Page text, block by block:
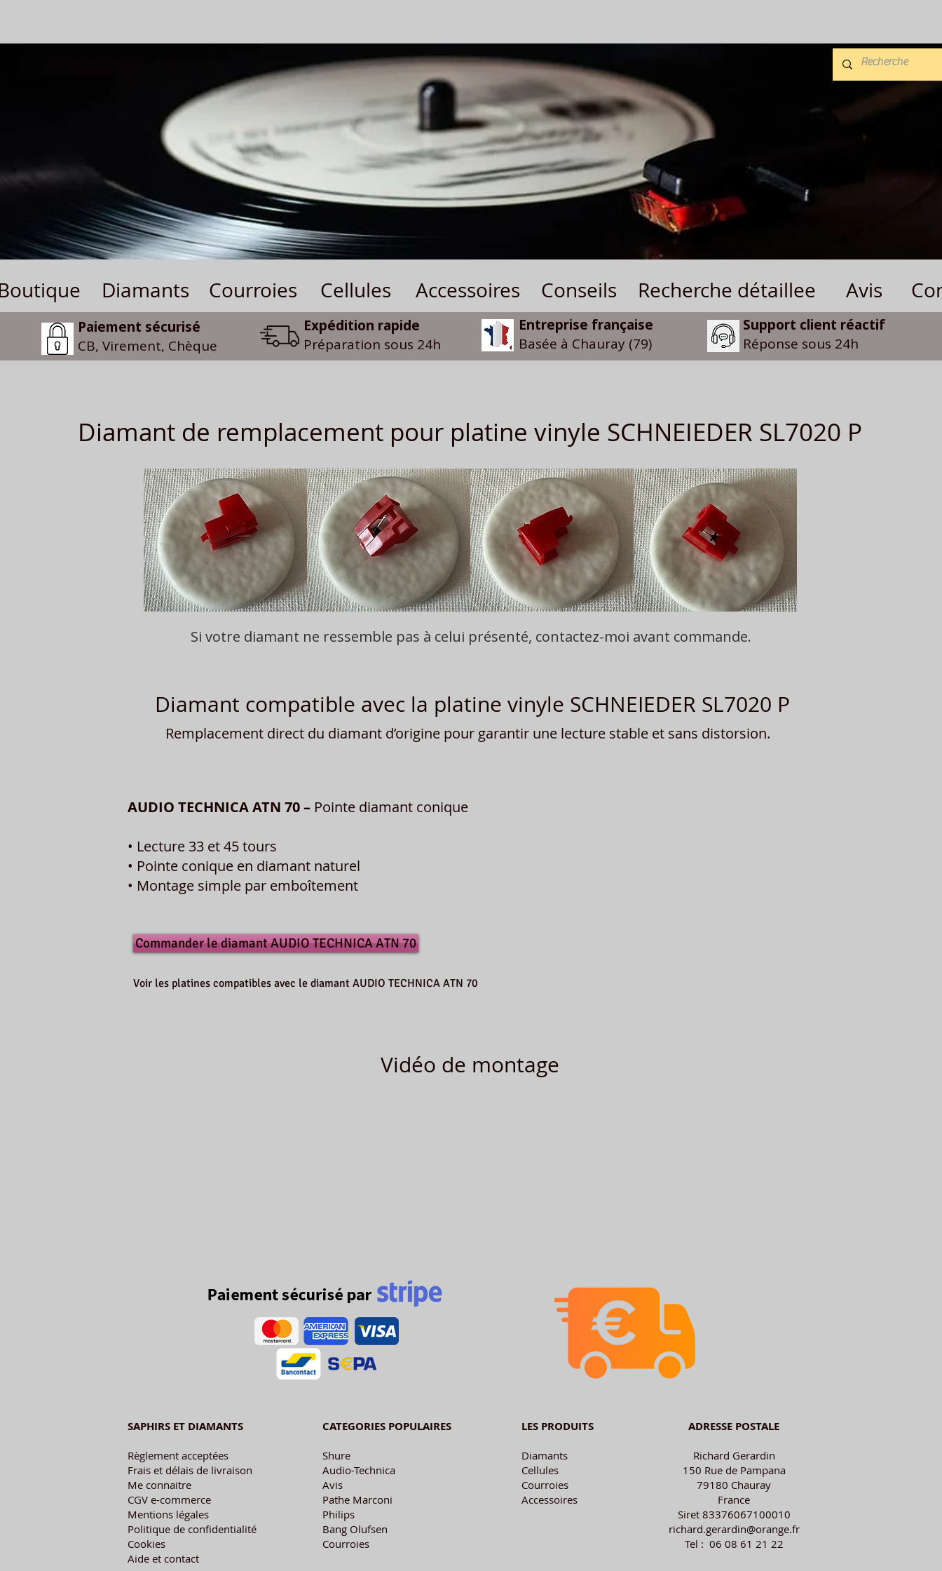
Diamants Courroies Cellules Accessoires Conseils Recherche détaillee Avis
Paiement sécurisé
CB, Virement, Chèque
Expédition rapide
Préparation sous 24h
Entreprise française
Basée à Chauray (79)
Support client réactif
Réponse sous 24h
Diamant de remplacement pour platine vinyle SCHNEIEDER SL7020 P
Si votre diamant ne ressemble pas à celui présenté, contactez-moi avant commande.
Diamant compatible avec la platine vinyle SCHNEIEDER SL7020 P
Remplacement direct du diamant d’origine pour garantir une lecture stable et sans distorsion.
AUDIO TECHNICA ATN 70 – Pointe diamant conique
• Lecture 33 et 45 tours
• Pointe conique en diamant naturel
• Montage simple par emboîtement
Commander le diamant AUDIO TECHNICA ATN 70
Voir les platines compatibles avec le diamant AUDIO TECHNICA ATN 70
Vidéo de montage
SAPHIRS ET DIAMANTS
Règlement acceptées
Frais et délais de livraison
Me connaitre
CGV e-commerce
Mentions légales
Politique de confidentialité
Cookies
Aide et contact
CATEGORIES POPULAIRES
Shure
Audio-Technica
Avis
Pathe Marconi
Philips
Bang Olufsen
Courroies
ADRESSE POSTALE
Richard Gerardin
150 Rue de Pampana
79180 Chauray
France
Siret 83376067100010
richard.gerardin@orange.fr
Tel : 06 08 61 21 22
LES PRODUITS
Diamants
Cellules
Courroies
Accessoires